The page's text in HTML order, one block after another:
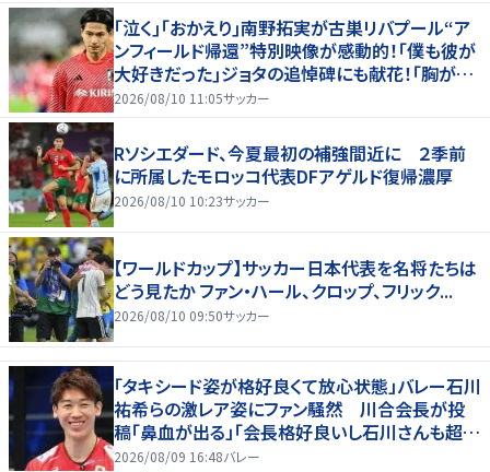
｢泣く｣｢おかえり｣南野拓実が古巣リバプール“ア
ンフィールド帰還”特別映像が感動的！｢僕も彼が
大好きだった｣ジョタの追悼碑にも献花！｢胸が熱
くなります…｣
2026/08/10 11:05サッカー
Rソシエダード、今夏最初の補強間近に ２季前
に所属したモロッコ代表DFアゲルド復帰濃厚
2026/08/10 10:23サッカー
【ワールドカップ】サッカー日本代表を名将たちは
どう見たか ファン・ハール、クロップ、フリック...
2026/08/10 09:50サッカー
「タキシード姿が格好良くて放心状態」バレー石川
祐希らの激レア姿にファン騒然 川合会長が投
稿「鼻血が出る」「会長格好良いし石川さんも超格
好いい」
2026/08/09 16:48バレー